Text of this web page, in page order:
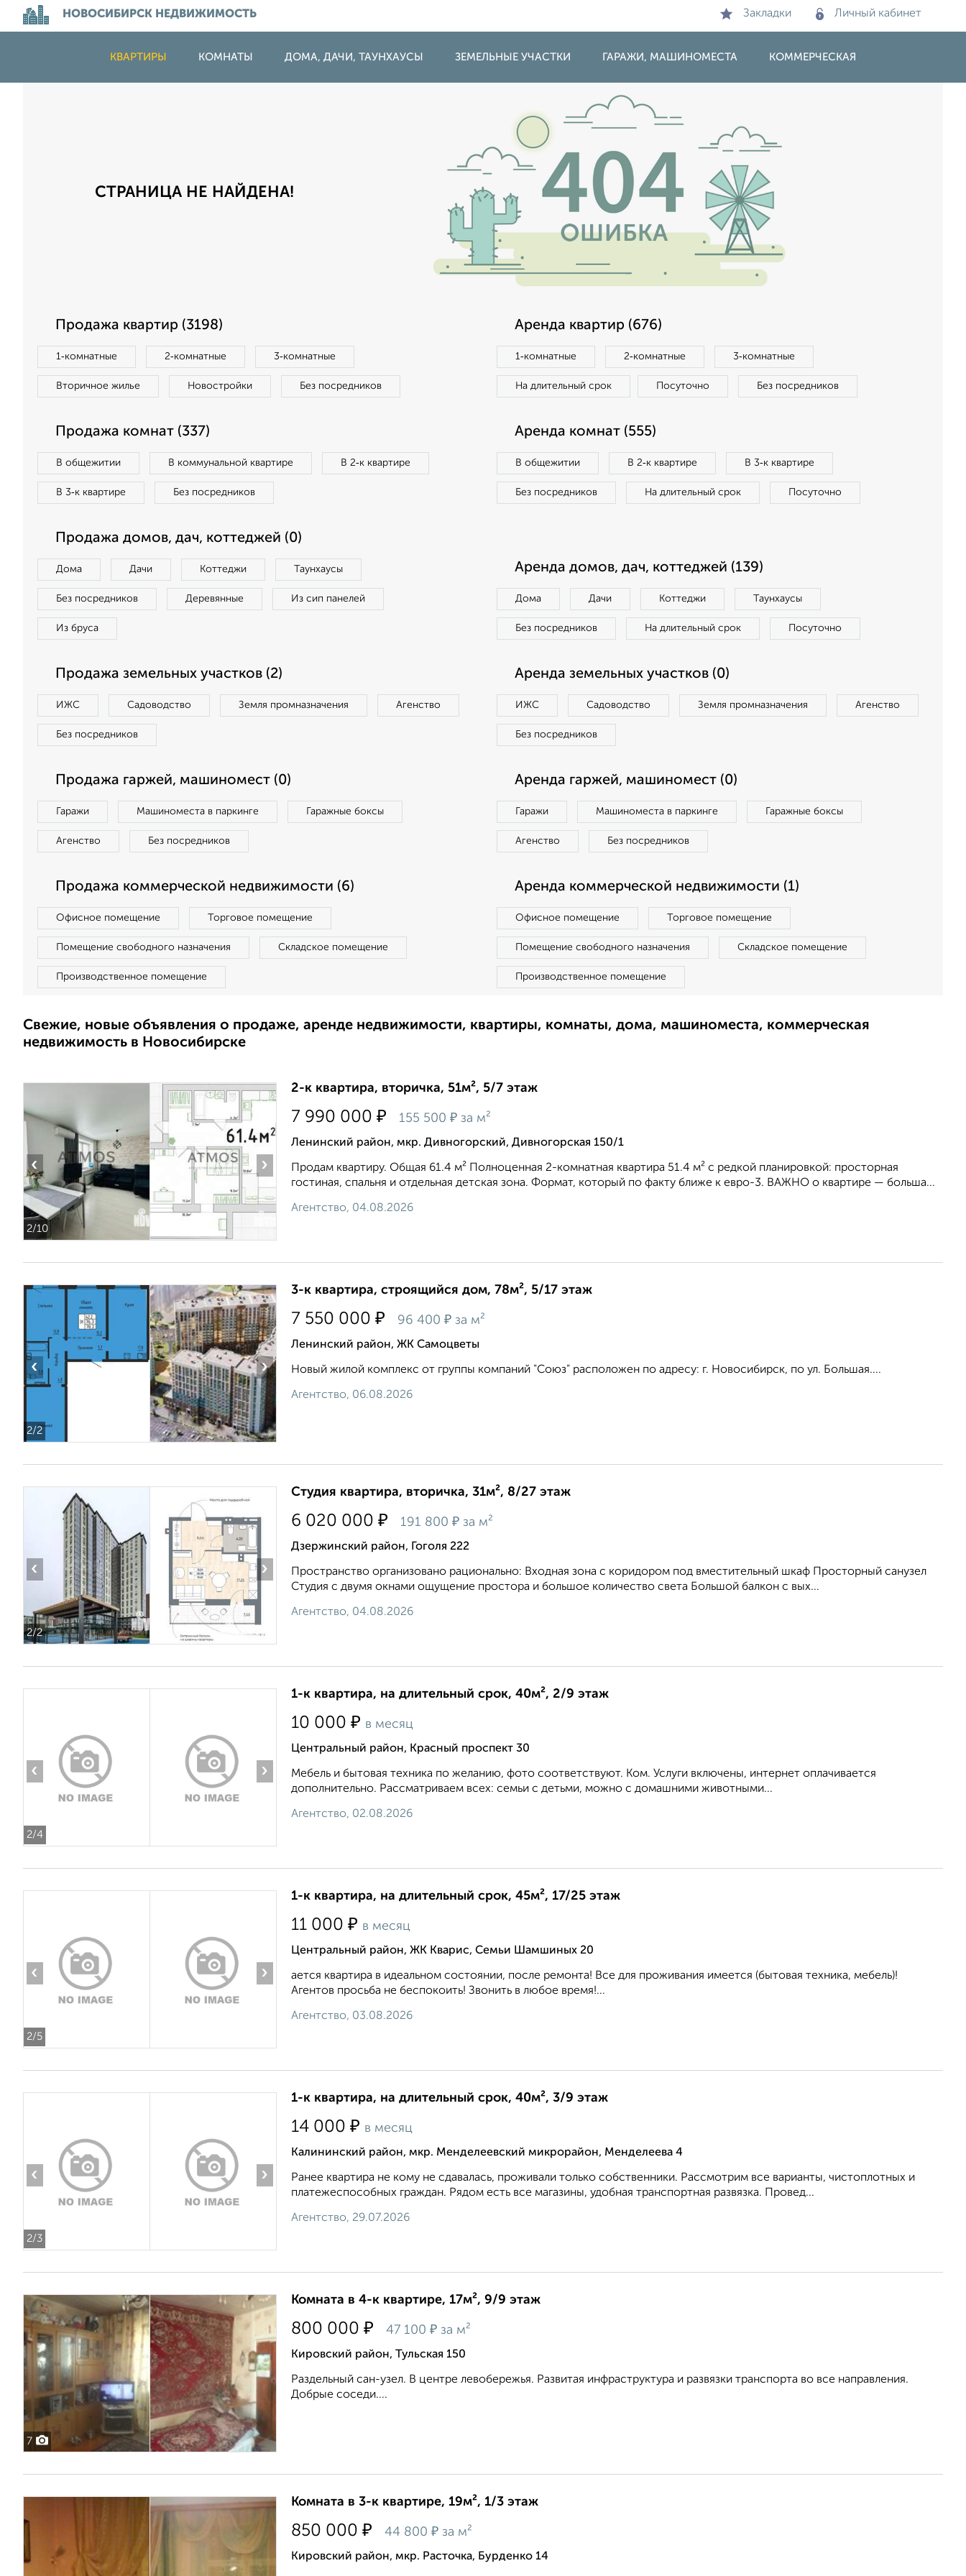
НОВОСИБИРСК НЕДВИЖИМОСТЬ Закладки Личный кабинет
КВАРТИРЫ КОМНАТЫ ДОМА, ДАЧИ, ТАУНХАУСЫ ЗЕМЕЛЬНЫЕ УЧАСТКИ ГАРАЖИ, МАШИНОМЕСТА КОММЕРЧЕСКАЯ
СТРАНИЦА НЕ НАЙДЕНА!
Продажа квартир (3198)
1‑комнатные 2‑комнатные 3‑комнатные
Вторичное жилье Новостройки Без посредников
Аренда квартир (676)
1‑комнатные 2‑комнатные 3‑комнатные
На длительный срок Посуточно Без посредников
Продажа комнат (337)
В общежитии В коммунальной квартире В 2‑к квартире
В 3‑к квартире Без посредников
Аренда комнат (555)
В общежитии В 2‑к квартире В 3‑к квартире
Без посредников На длительный срок Посуточно
Продажа домов, дач, коттеджей (0)
Дома Дачи Коттеджи Таунхаусы
Без посредников Деревянные Из сип панелей
Из бруса
Аренда домов, дач, коттеджей (139)
Дома Дачи Коттеджи Таунхаусы
Без посредников На длительный срок Посуточно
Продажа земельных участков (2)
ИЖС Садоводство Земля промназначения Агенство
Без посредников
Аренда земельных участков (0)
ИЖС Садоводство Земля промназначения Агенство
Без посредников
Продажа гаржей, машиномест (0)
Гаражи Машиноместа в паркинге Гаражные боксы
Агенство Без посредников
Аренда гаржей, машиномест (0)
Гаражи Машиноместа в паркинге Гаражные боксы
Агенство Без посредников
Продажа коммерческой недвижимости (6)
Офисное помещение Торговое помещение
Помещение свободного назначения Складское помещение
Производственное помещение
Аренда коммерческой недвижимости (1)
Офисное помещение Торговое помещение
Помещение свободного назначения Складское помещение
Производственное помещение
Свежие, новые объявления о продаже, аренде недвижимости, квартиры, комнаты, дома, машиноместа, коммерческая
недвижимость в Новосибирске
2/10
‹ ›
2-к квартира, вторичка, 51м², 5/7 этаж
7 990 000 ₽ 155 500 ₽ за м²
Ленинский район, мкр. Дивногорский, Дивногорская 150/1
Продам квартиру. Общая 61.4 м² Полноценная 2-комнатная квартира 51.4 м² с редкой планировкой: просторная
гостиная, спальня и отдельная детская зона. Формат, который по факту ближе к евро-3. ВАЖНО о квартире — больша...
Агентство, 04.08.2026
2/2
‹ ›
3-к квартира, строящийся дом, 78м², 5/17 этаж
7 550 000 ₽ 96 400 ₽ за м²
Ленинский район, ЖК Самоцветы
Новый жилой комплекс от группы компаний "Союз" расположен по адресу: г. Новосибирск, по ул. Большая....
Агентство, 06.08.2026
2/2
‹ ›
Студия квартира, вторичка, 31м², 8/27 этаж
6 020 000 ₽ 191 800 ₽ за м²
Дзержинский район, Гоголя 222
Пространство организовано рационально: Входная зона с коридором под вместительный шкаф Просторный санузел
Студия с двумя окнами ощущение простора и большое количество света Большой балкон с вых...
Агентство, 04.08.2026
2/4
‹ ›
1-к квартира, на длительный срок, 40м², 2/9 этаж
10 000 ₽ в месяц
Центральный район, Красный проспект 30
Мебель и бытовая техника по желанию, фото соответствуют. Ком. Услуги включены, интернет оплачивается
дополнительно. Рассматриваем всех: семьи с детьми, можно с домашними животными...
Агентство, 02.08.2026
2/5
‹ ›
1-к квартира, на длительный срок, 45м², 17/25 этаж
11 000 ₽ в месяц
Центральный район, ЖК Кварис, Семьи Шамшиных 20
ается квартира в идеальном состоянии, после ремонта! Все для проживания имеется (бытовая техника, мебель)!
Агентов просьба не беспокоить! Звонить в любое время!...
Агентство, 03.08.2026
2/3
‹ ›
1-к квартира, на длительный срок, 40м², 3/9 этаж
14 000 ₽ в месяц
Калининский район, мкр. Менделеевский микрорайон, Менделеева 4
Ранее квартира не кому не сдавалась, проживали только собственники. Рассмотрим все варианты, чистоплотных и
платежеспособных граждан. Рядом есть все магазины, удобная транспортная развязка. Провед...
Агентство, 29.07.2026
7
Комната в 4-к квартире, 17м², 9/9 этаж
800 000 ₽ 47 100 ₽ за м²
Кировский район, Тульская 150
Раздельный сан-узел. В центре левобережья. Развитая инфраструктура и развязки транспорта во все направления.
Добрые соседи....
Комната в 3-к квартире, 19м², 1/3 этаж
850 000 ₽ 44 800 ₽ за м²
Кировский район, мкр. Расточка, Бурденко 14